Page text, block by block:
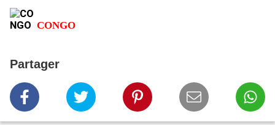
CONGO
Partager